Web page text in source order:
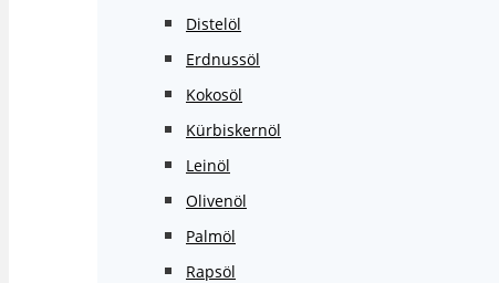
Distelöl
Erdnussöl
Kokosöl
Kürbiskernöl
Leinöl
Olivenöl
Palmöl
Rapsöl